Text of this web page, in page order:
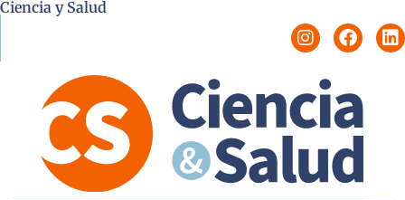
Ciencia y Salud